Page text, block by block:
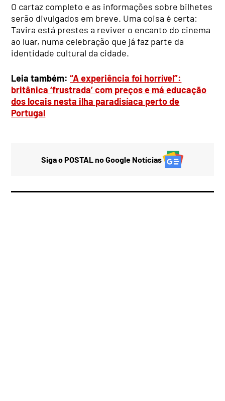
O cartaz completo e as informações sobre bilhetes
serão divulgados em breve. Uma coisa é certa:
Tavira está prestes a reviver o encanto do cinema
ao luar, numa celebração que já faz parte da
identidade cultural da cidade.
Leia também:“A experiência foi horrível”:
britânica ‘frustrada’ com preços e má educação
dos locais nesta ilha paradisíaca perto de
Portugal
Siga o POSTAL no Google Notícias